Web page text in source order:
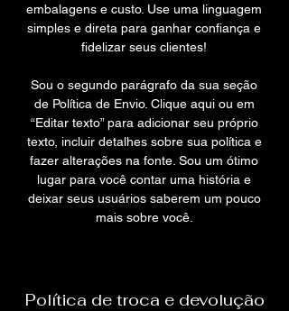
embalagens e custo. Use uma linguagem
simples e direta para ganhar confiança e
fidelizar seus clientes!
Sou o segundo parágrafo da sua seção
de Política de Envio. Clique aqui ou em
“Editar texto” para adicionar seu próprio
texto, incluir detalhes sobre sua política e
fazer alterações na fonte. Sou um ótimo
lugar para você contar uma história e
deixar seus usuários saberem um pouco
mais sobre você.
Política de troca e devolução